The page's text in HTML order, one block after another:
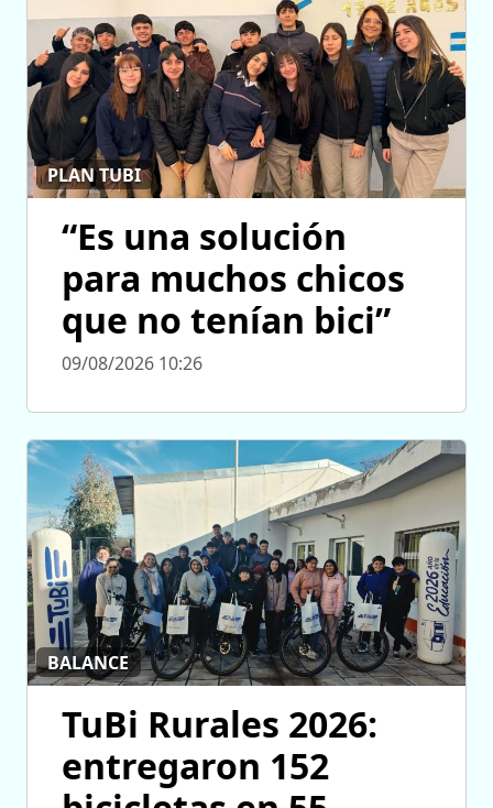
PLAN TUBI
“Es una solución
para muchos chicos
que no tenían bici”
09/08/2026 10:26
BALANCE
TuBi Rurales 2026:
entregaron 152